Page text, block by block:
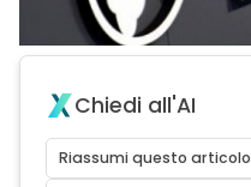
Chiedi all'AI
Riassumi questo articolo